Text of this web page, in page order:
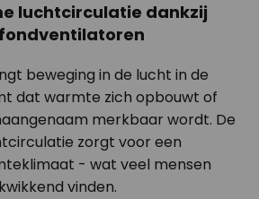
luchtcirculatie dankzij
beweging in de lucht in de
dat warmte zich opbouwt of
merkbaar wordt. De
zorgt voor een
- wat veel mensen
vinden.